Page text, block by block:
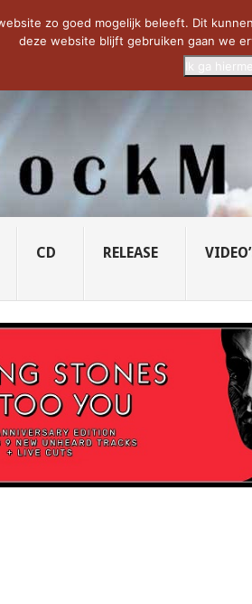
SOCIETY... PRIDE OF LIONS – U...
CD RELEASE
zo goed mogelijk beleeft. Dit
deze website blijft gebruiken gaan we
Ik ga